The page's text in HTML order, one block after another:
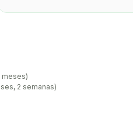
meses)
2 semanas)